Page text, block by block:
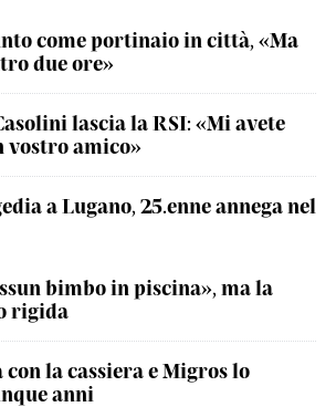
come portinaio in città, «Ma
due ore»
lascia la RSI: «Mi avete
vostro amico»
a Lugano, 25.enne annega nel
bimbo in piscina», ma la
rigida
la cassiera e Migros lo
anni